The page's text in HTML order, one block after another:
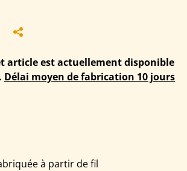
article est actuellement disponible
Délai moyen de fabrication 10 jours
à partir de fil